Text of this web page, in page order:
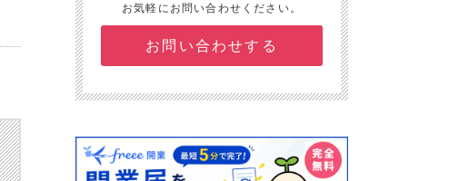
お気軽にお問い合わせください。
お問い合わせする